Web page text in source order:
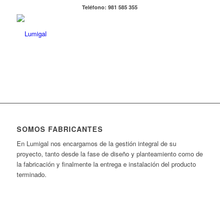
Teléfono: 981 585 355
SOMOS FABRICANTES
En Lumigal nos encargamos de la gestión integral de su
proyecto, tanto desde la fase de diseño y planteamiento como de
la fabricación y finalmente la entrega e instalación del producto
terminado.